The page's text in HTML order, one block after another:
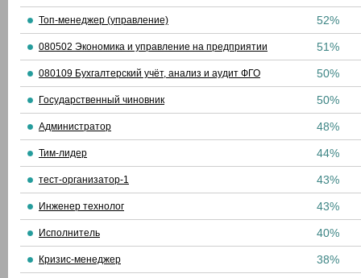
Топ-менеджер (управление) 52%
080502 Экономика и управление на предприятии 51%
080109 Бухгалтерский учёт, анализ и аудит ФГО 50%
Государственный чиновник 50%
Администратор 48%
Тим-лидер 44%
тест-организатор-1 43%
Инженер технолог 43%
Исполнитель 40%
Кризис-менеджер 38%